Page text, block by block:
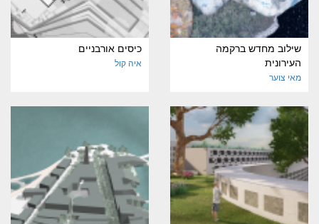
שילוב מחדש ברקמה
העירונית
מאי צוער
כיסים אורבניים
איה קול